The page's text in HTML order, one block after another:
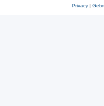
Privacy |